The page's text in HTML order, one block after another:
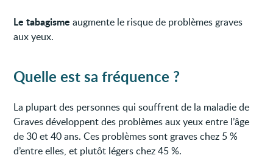
Le tabagisme augmente le risque de problèmes graves
aux yeux.
Quelle est sa fréquence ?
La plupart des personnes qui souffrent de la maladie de
Graves développent des problèmes aux yeux entre l’âge
de 30 et 40 ans. Ces problèmes sont graves chez 5 %
d’entre elles, et plutôt légers chez 45 %.